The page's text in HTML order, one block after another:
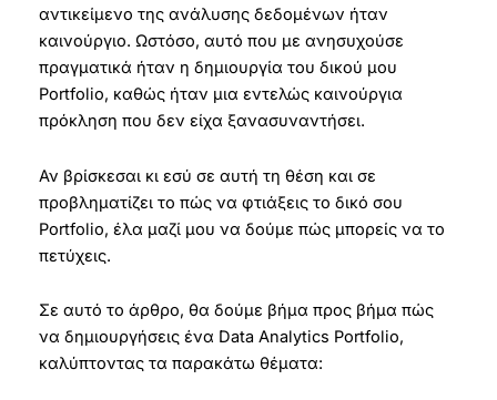
αντικείμενο της ανάλυσης δεδομένων ήταν
καινούργιο. Ωστόσο, αυτό που με ανησυχούσε
πραγματικά ήταν η δημιουργία του δικού μου
Portfolio, καθώς ήταν μια εντελώς καινούργια
πρόκληση που δεν είχα ξανασυναντήσει.
Αν βρίσκεσαι κι εσύ σε αυτή τη θέση και σε
προβληματίζει το πώς να φτιάξεις το δικό σου
Portfolio, έλα μαζί μου να δούμε πώς μπορείς να το
πετύχεις.
Σε αυτό το άρθρο, θα δούμε βήμα προς βήμα πώς
να δημιουργήσεις ένα Data Analytics Portfolio,
καλύπτοντας τα παρακάτω θέματα: